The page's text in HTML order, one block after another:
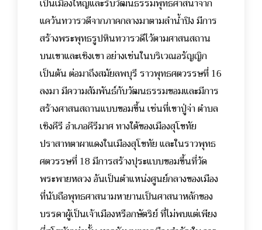
เป็นเมืองใหญ่และรับวัฒนธรรมพุทธศาสนาจาก
แคว้นทวารวดีจากภาคกลางมาตามลำน้ำปิง มีการ
สร้างพระพุทธรูปหินทวารวดีไว้ตามศาสนสถาน
บนเขาและเชิงเขา อย่างเช่นในบริเวณอรัญญิก
เป็นต้น ต่อมาถึงสมัยลพบุรี ราวพุทธศตวรรษที่ 16
ลงมา มีความสัมพันธ์กับวัฒนธรรมขอมและมีการ
สร้างศาสนสถานแบบขอมขึ้น เช่นที่เขาปู่จ่า ตำบล
เชิงคีรี อำเภอคีรีมาศ ทางใต้ของเมืองสุโขทัย
ปราสาทตาผาแดงในเมืองสุโขทัย และในราวพุทธ
ศตวรรษที่ 18 มีการสร้างปุระแบบขอมขึ้นที่วัด
พระพายหลวง อันเป็นตำแหน่งศูนย์กลางของเมือง
ที่นับถือพุทธศาสนามหายานเป็นศาสนาหลักของ
บรรดาผู้เป็นเจ้าเมืองหรือกษัตริย์ ที่ไม่พบแต่เพียง